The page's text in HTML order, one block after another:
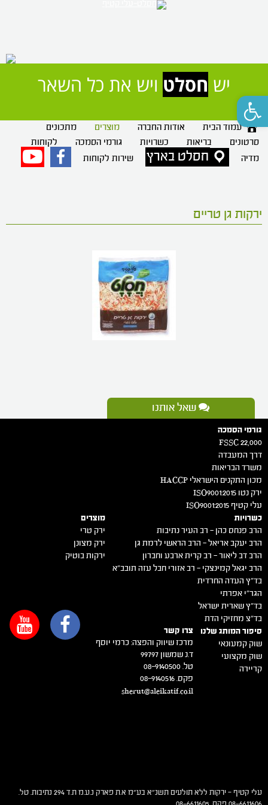
פתח סרגל נגישות
יש חסלט ויש את כל השאר
עמוד הבית אודות החברה מוצרים
מתכונים
סרטונים
בריאות כשרויות גורמי הסמכה
לקוחות
מדיה
חסלט בארץ שירות לקוחות פייסבוק
ירקות גן טריים
שאל אותנו
גורמי הסמכה
FSSC 22,000
דרך המעבדה
משרד הבריאות
מכון התקנים הישראלי HACCP
ירק נטו 2015:ISO9001
עלי קטיף 2015:ISO9001
כשרויות
הרב פנחס כהן – רב העיר נתיבות
הרב יעקב אריאל – הרב הראשי לרמת גן
הרב דב ליאור – רב קרית ארבע וחברון
הרב יגאל קמינצקי – רב אזורי חבל עזה תובב"א
בד"ץ העדה החרדית
הגר"י אפרתי
בד"ץ שארית ישראל
בד"צ מחזיקי הדת
מוצרים
ירק טרי
ירק מצונן
ירקות בוטיק
סיפור המותג שלנו
שוק קמעונאי
שוק מקצועי
קריירה
צרו קשר
מרכז שיווק והפצה: כרמי יוסף
ד.נ שמשון 99797
טל. 08-9140500
פקס. 08-9140516
sherut@aleikatif.co.il
עלי קטיף – ירקות ללא תולעים תשנ"א בע"מ א.ת פארק נ.ע.מ ת.ד 294 נתיבות. טל.